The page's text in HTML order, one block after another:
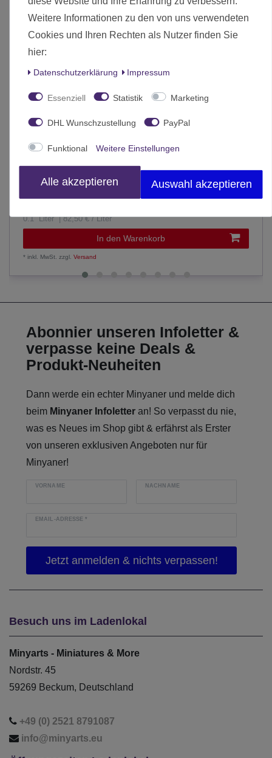
8,25 € *
0.1 Liter | 82,50 € / Liter
In den Warenkorb
*inkl. MwSt. zzgl.Versand
Abonnier unseren Infoletter &
verpasse keine Deals &
Produkt-Neuheiten
Dann werde ein echter Minyaner und melde dich
beim Minyaner Infoletter an! So verpasst du nie,
was es Neues im Shop gibt & erfährst als Erster
von unseren exklusiven Angeboten nur für
Minyaner!
VORNAME NACHNAME
EMAIL-ADRESSE*
Besuch uns im Ladenlokal
Minyarts - Miniatures & More
Nordstr. 45
59269 Beckum, Deutschland
+49 (0) 2521 8791087
info@minyarts.eu
Weitere Informationen zu den von uns verwendeten
Cookies und Ihren Rechten als Nutzer finden Sie
hier:
Daten­schutz­erklärung Impressum
Essenziell Statistik Marketing
DHL Wunschzustellung PayPal
Funktional Weitere Einstellungen
Alle akzeptieren Auswahl akzeptieren